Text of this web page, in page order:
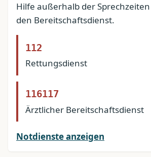
Hilfe außerhalb der
den Bereitschaftsdienst.
112
Rettungsdienst
116117
Ärztlicher Bereitschaftsdienst
Notdienste anzeigen